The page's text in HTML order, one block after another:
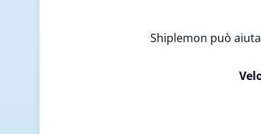
Shiplemon può